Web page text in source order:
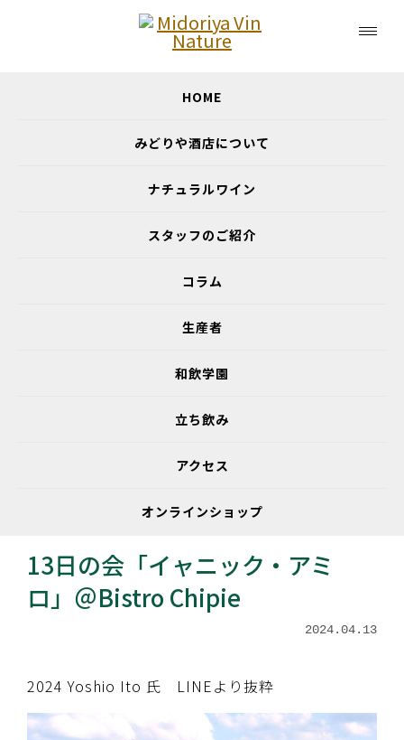
HOME
みどりや酒店について
ナチュラルワイン
スタッフのご紹介
コラム
生産者
和飲学園
立ち飲み
アクセス
オンラインショップ
Column
13日の会「イャニック・アミ
ロ」＠Bistro Chipie
2024.04.13
2024 Yoshio Ito 氏 LINEより抜粋